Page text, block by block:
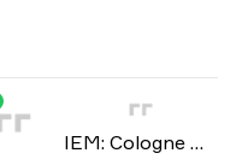
IEM: Cologne Major 2026